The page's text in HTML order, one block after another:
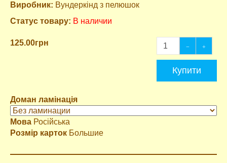
Виробник: Вундеркінд з пелюшок
Статус товару: В наличии
125.00грн
Купити
Доман ламінація
Мова Російська
Розмір карток Большие